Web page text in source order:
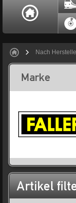
Nach
Marke
Artikel